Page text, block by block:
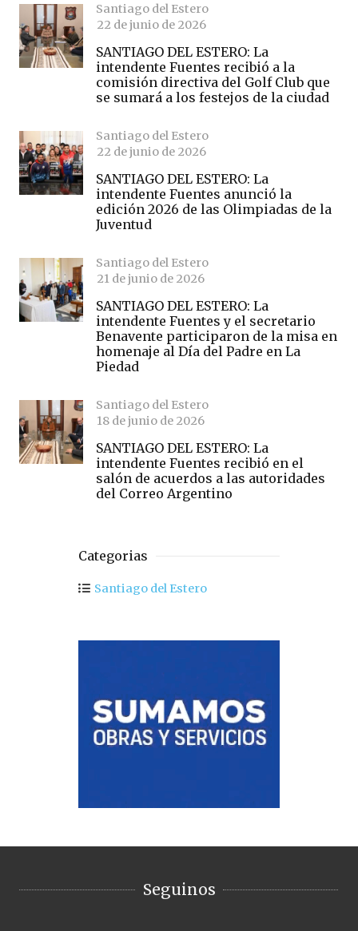
Santiago del Estero
22 de junio de 2026
SANTIAGO DEL ESTERO: La
intendente Fuentes recibió a la
comisión directiva del Golf Club que
se sumará a los festejos de la ciudad
Santiago del Estero
22 de junio de 2026
SANTIAGO DEL ESTERO: La
intendente Fuentes anunció la
edición 2026 de las Olimpiadas de la
Juventud
Santiago del Estero
21 de junio de 2026
SANTIAGO DEL ESTERO: La
intendente Fuentes y el secretario
Benavente participaron de la misa en
homenaje al Día del Padre en La
Piedad
Santiago del Estero
18 de junio de 2026
SANTIAGO DEL ESTERO: La
intendente Fuentes recibió en el
salón de acuerdos a las autoridades
del Correo Argentino
Categorias
Santiago del Estero
Seguinos